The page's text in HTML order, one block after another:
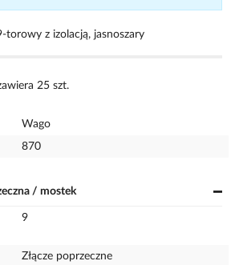
torowy z izolacją, jasnoszary
25 szt.
Wago
870
/ mostek
9
Złącze poprzeczne